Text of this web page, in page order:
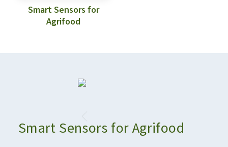
Smart Sensors for
Agrifood
Smart Sensors for Agrifood